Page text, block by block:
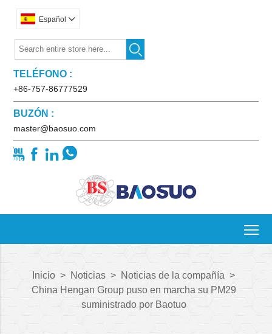
Español 

TELÉFONO :
+86-757-86777529
BUZÓN :
master@baosuo.com
   
Inicio > Noticias > Noticias de la compañía >
China Hengan Group puso en marcha su PM29
suministrado por Baotuo